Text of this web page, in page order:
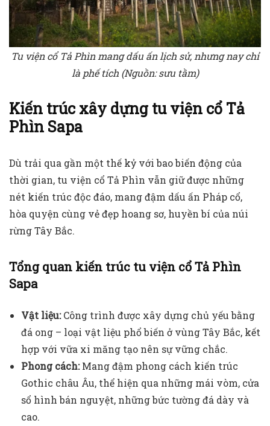
Tu viện cổ Tả Phìn mang dấu ấn lịch sử, nhưng nay chỉ
là phế tích (Nguồn: sưu tầm)
Kiến trúc xây dựng tu viện cổ Tả
Phìn Sapa
Dù trải qua gần một thế kỷ với bao biến động của
thời gian, tu viện cổ Tả Phìn vẫn giữ được những
nét kiến trúc độc đáo, mang đậm dấu ấn Pháp cổ,
hòa quyện cùng vẻ đẹp hoang sơ, huyền bí của núi
rừng Tây Bắc.
Tổng quan kiến trúc tu viện cổ Tả Phìn
Sapa
Vật liệu:Công trình được xây dựng chủ yếu bằng
đá ong – loại vật liệu phổ biến ở vùng Tây Bắc, kết
hợp với vữa xi măng tạo nên sự vững chắc.
Phong cách:Mang đậm phong cách kiến trúc
Gothic châu Âu, thể hiện qua những mái vòm, cửa
sổ hình bán nguyệt, những bức tường đá dày và
cao.